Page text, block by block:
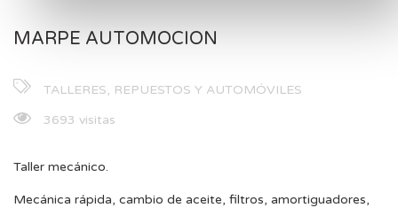
MARPE AUTOMOCION
TALLERES, REPUESTOS Y AUTOMÓVILES
3693 visitas
Taller mecánico.
Mecánica rápida, cambio de aceite, filtros, amortiguadores,